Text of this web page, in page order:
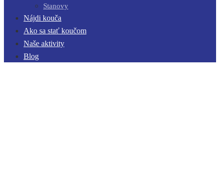
Stanovy
Nájdi kouča
Ako sa stať koučom
Naše aktivity
Blog